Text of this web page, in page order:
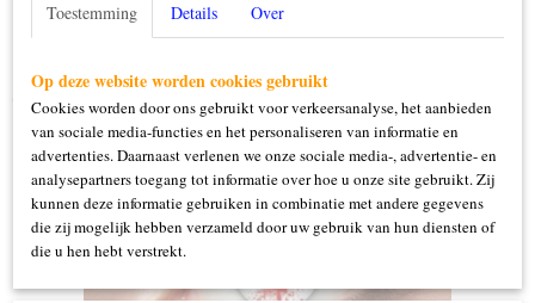
Ook interessant
Toestemming Details Over
Op deze website worden cookies gebruikt
Cookies worden door ons gebruikt voor verkeersanalyse, het aanbieden
van sociale media-functies en het personaliseren van informatie en
advertenties. Daarnaast verlenen we onze sociale media-, advertentie- en
analysepartners toegang tot informatie over hoe u onze site gebruikt. Zij
kunnen deze informatie gebruiken in combinatie met andere gegevens
die zij mogelijk hebben verzameld door uw gebruik van hun diensten of
die u hen hebt verstrekt.